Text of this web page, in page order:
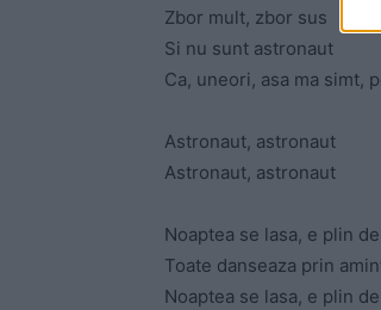
Zbor mult, zbor sus
Si nu sunt astronaut
Ca, uneori, asa ma simt,
Astronaut, astronaut
Astronaut, astronaut
Noaptea se lasa, e plin
Toate danseaza prin
Noaptea se lasa, e plin